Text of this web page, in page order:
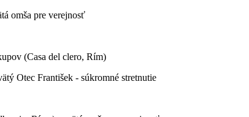
omša pre verejnosť
(Casa del clero, Rím)
Otec František - súkromné stretnutie